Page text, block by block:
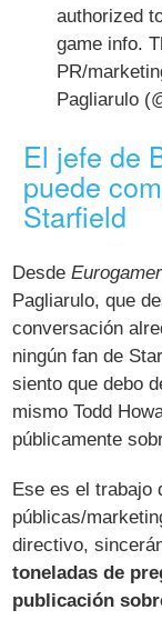
authorized
game info.
PR/
Pagliarulo
El jefe de
puede
Starfield
DesdeEurogamer
Pagliarulo, que
conversación
ningún fan de
siento que debo
mismo Todd
públicamente
Ese es el trabajo
públicas/
directivo,
toneladas de
publicación